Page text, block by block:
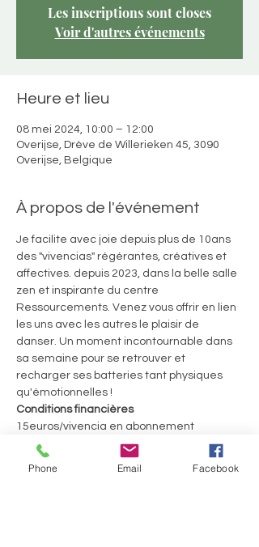
Les inscriptions sont closes
Voir d'autres événements
Heure et lieu
08 mei 2024, 10:00 – 12:00
Overijse, Drève de Willerieken 45, 3090
Overijse, Belgique
À propos de l'événement
Je facilite avec joie depuis plus de 10ans
des "vivencias" régérantes, créatives et
affectives. depuis 2023, dans la belle salle
zen et inspirante du centre
Ressourcements. Venez vous offrir en lien
les uns avec les autres le plaisir de
danser. Un moment incontournable dans
sa semaine pour se retrouver et
recharger ses batteries tant physiques
qu'émotionnelles !
Conditions financières
15euros/vivencia en abonnement
trimestriel ou 20€ la séance
60euros le Welcome Pack pour 4 séances
Phone Email Facebook